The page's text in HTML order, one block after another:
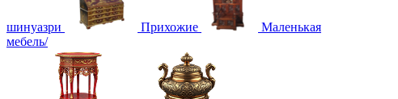
шинуазри Прихожие
Маленькая
мебель/